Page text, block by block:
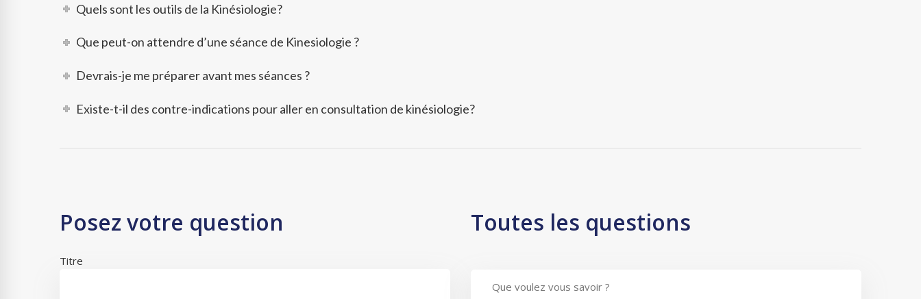
Quels sont les outils de la Kinésiologie?
Que peut-on attendre d’une séance de Kinesiologie ?
Devrais-je me préparer avant mes séances ?
Existe-t-il des contre-indications pour aller en consultation de kinésiologie?
Posez votre question
Titre
Toutes les questions